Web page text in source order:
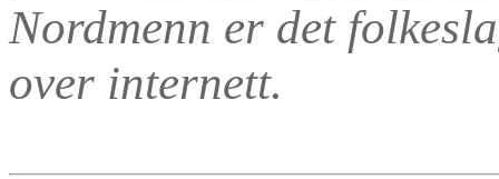
Nordmenn er det
over internett.